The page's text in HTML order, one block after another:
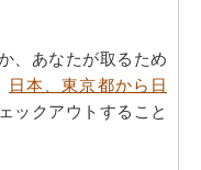
、あなたが取るため
日本、東京都から日
ックアウトすること